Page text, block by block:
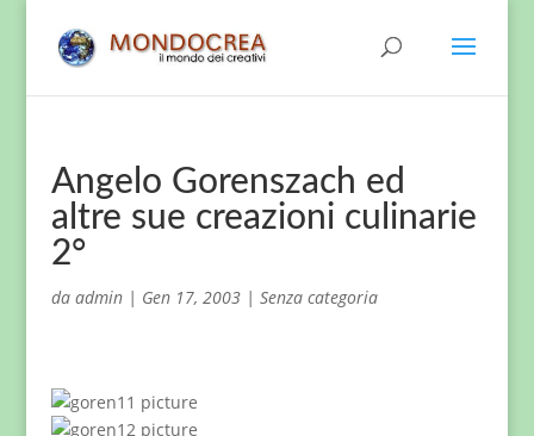
Angelo Gorenszach ed
altre sue creazioni culinarie
2°
da admin| Gen 17, 2003| Senza categoria